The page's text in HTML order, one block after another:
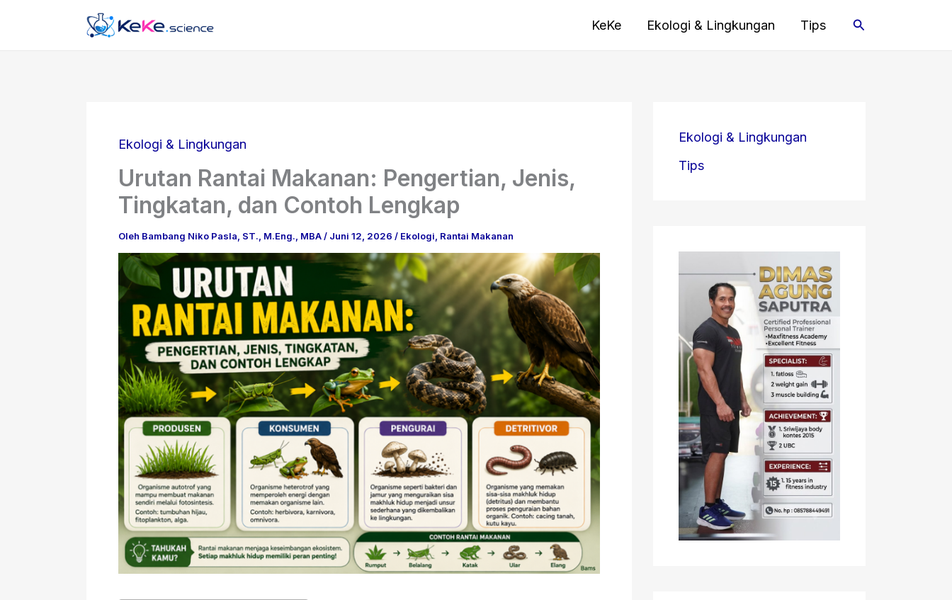
KeKe Ekologi & Lingkungan Tips Cari
Ekologi & Lingkungan
Urutan Rantai Makanan: Pengertian, Jenis,
Tingkatan, dan Contoh Lengkap
Oleh Bambang Niko Pasla, ST., M.Eng., MBA/ Juni 12, 2026 / Ekologi Rantai Makanan
Ekologi & Lingkungan
Tips